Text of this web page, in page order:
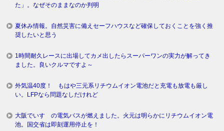
た」。なぜそのままなのか判明
夏休み情報。自然災害に備えセーフハウスなど確保しておくことを強く推
奨したいと思う
1時間耐久レースに出場してカメ出したらスーパーワンの実力が解ってき
ました。良いクルマですよ～
外気温40度！ もはや三元系リチウムイオン電池だと充電も放電も厳し
い。LFPなら問題なしだけれど
大阪でいすゞの電気バスが燃えました。火元は明らかにリチウムイオン電
池。国交省は即刻運用停止を！